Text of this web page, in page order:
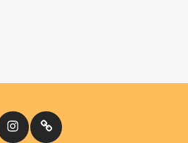
InstagramКіномандри